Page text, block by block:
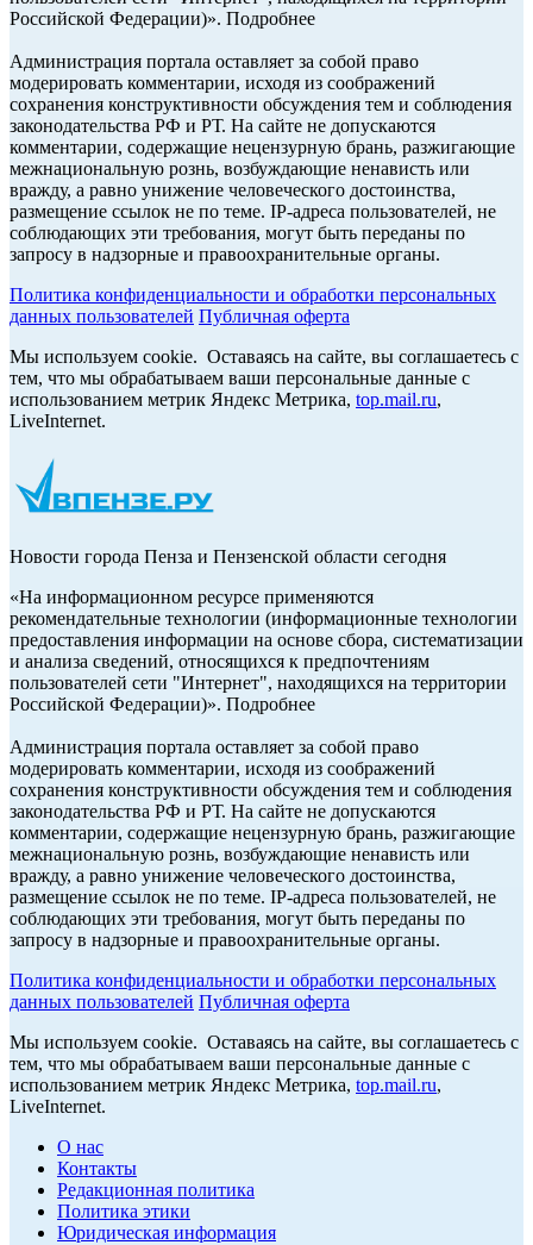
Российской Федерации)». Подробнее
Администрация портала оставляет за собой право
модерировать комментарии, исходя из соображений
сохранения конструктивности обсуждения тем и соблюдения
законодательства РФ и РТ. На сайте не допускаются
комментарии, содержащие нецензурную брань, разжигающие
межнациональную рознь, возбуждающие ненависть или
вражду, а равно унижение человеческого достоинства,
размещение ссылок не по теме. IP-адреса пользователей, не
соблюдающих эти требования, могут быть переданы по
запросу в надзорные и правоохранительные органы.
Политика конфиденциальности и обработки персональных
данных пользователей Публичная оферта
Мы используем cookie. Оставаясь на сайте, вы соглашаетесь с
тем, что мы обрабатываем ваши персональные данные с
использованием метрик Яндекс Метрика, top.mail.ru,
LiveInternet.
Новости города Пенза и Пензенской области сегодня
«На информационном ресурсе применяются
рекомендательные технологии (информационные технологии
предоставления информации на основе сбора, систематизации
и анализа сведений, относящихся к предпочтениям
пользователей сети "Интернет", находящихся на территории
Российской Федерации)». Подробнее
Администрация портала оставляет за собой право
модерировать комментарии, исходя из соображений
сохранения конструктивности обсуждения тем и соблюдения
законодательства РФ и РТ. На сайте не допускаются
комментарии, содержащие нецензурную брань, разжигающие
межнациональную рознь, возбуждающие ненависть или
вражду, а равно унижение человеческого достоинства,
размещение ссылок не по теме. IP-адреса пользователей, не
соблюдающих эти требования, могут быть переданы по
запросу в надзорные и правоохранительные органы.
Политика конфиденциальности и обработки персональных
данных пользователей Публичная оферта
Мы используем cookie. Оставаясь на сайте, вы соглашаетесь с
тем, что мы обрабатываем ваши персональные данные с
использованием метрик Яндекс Метрика, top.mail.ru,
LiveInternet.
О нас
Контакты
Редакционная политика
Политика этики
Юридическая информация